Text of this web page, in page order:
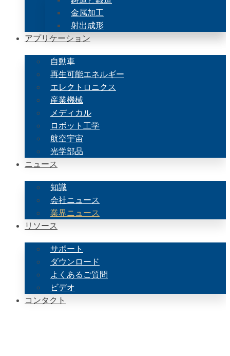
金属加工
射出成形
アプリケーション
自動車
再生可能エネルギー
エレクトロニクス
産業機械
メディカル
ロボット工学
航空宇宙
光学部品
ニュース
知識
会社ニュース
業界ニュース
リソース
サポート
ダウンロード
よくあるご質問
ビデオ
コンタクト